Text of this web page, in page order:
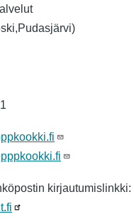
kirjautumislinkki: